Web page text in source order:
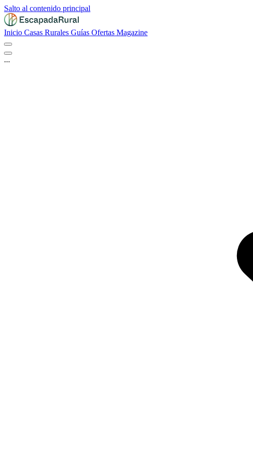
Salto al contenido principal
Inicio Casas Rurales Guías Ofertas Magazine
...